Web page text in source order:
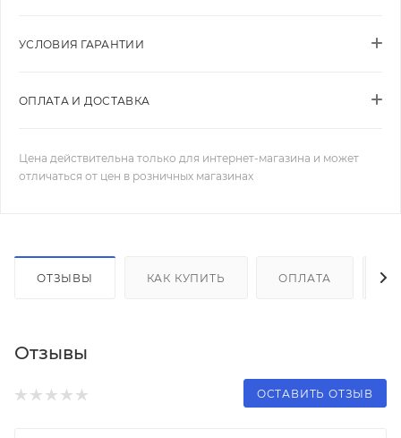
УСЛОВИЯ ГАРАНТИИ
ОПЛАТА И ДОСТАВКА
Цена действительна только для интернет-магазина и может
отличаться от цен в розничных магазинах
ОТЗЫВЫ КАК КУПИТЬ ОПЛАТА
Отзывы
ОСТАВИТЬ ОТЗЫВ